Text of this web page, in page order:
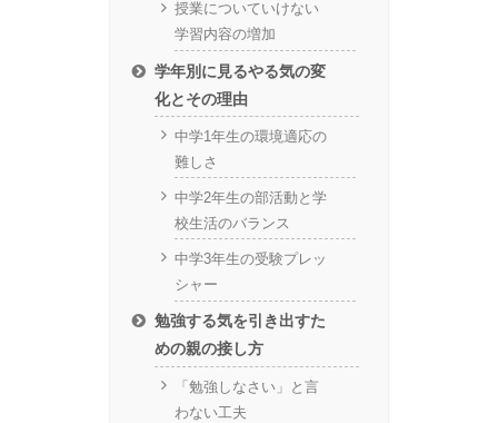
授業についていけない
学習内容の増加
学年別に見るやる気の変
化とその理由
中学1年生の環境適応の
難しさ
中学2年生の部活動と学
校生活のバランス
中学3年生の受験プレッ
シャー
勉強する気を引き出すた
めの親の接し方
「勉強しなさい」と言
わない工夫